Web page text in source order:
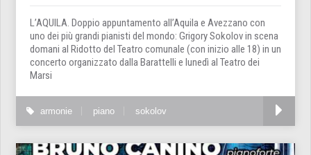
L’AQUILA. Doppio appuntamento all’Aquila e Avezzano con
uno dei più grandi pianisti del mondo: Grigory Sokolov in scena
domani al Ridotto del Teatro comunale (con inizio alle 18) in un
concerto organizzato dalla Barattelli e lunedì al Teatro dei
Marsi
armonie piano sokolov